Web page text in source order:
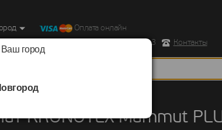
город
Оплата онлайн
Ул. Республиканская д.43 корпус 3
Контакты
KRONOTEX Mammut